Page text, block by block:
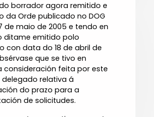
borrador agora remitido e
da Orde publicado no DOG
de maio de 2005 e tendo en
ditame emitido polo
con data do 18 de abril de
que se tivo en
consideración feita por este
relativa á
do prazo para a
de solicitudes.